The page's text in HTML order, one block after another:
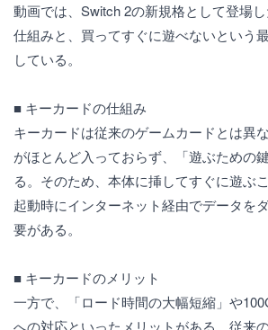
動画では、Switch 2の新規格として登場
仕組みと、買ってすぐに遊べないという
している。
■ キーカードの仕組み
キーカードは従来のゲームカードとは異
がほとんど入っておらず、「遊ぶための
る。そのため、本体に挿してすぐに遊ぶ
起動時にインターネット経由でデータを
要がある。
■ キーカードのメリット
一方で、「ロード時間の大幅短縮」や
への対応といったメリットがある。従来